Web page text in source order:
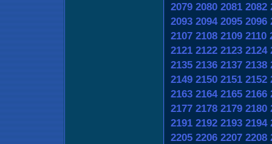
2079 2080 2081 2082
2093 2094 2095 2096
2107 2108 2109 2110
2121 2122 2123 2124
2135 2136 2137 2138
2149 2150 2151 2152
2163 2164 2165 2166
2177 2178 2179 2180
2191 2192 2193 2194
2205 2206 2207 2208